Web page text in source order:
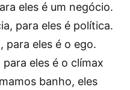
eles é um negócio.
para eles é política.
para eles é o ego.
eles é o clímax
banho, eles